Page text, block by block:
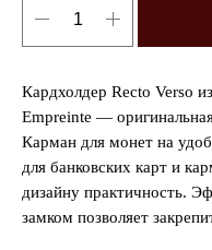
Кардхолдер Recto Verso
Empreinte —
Карман для монет на
для банковских карт и
дизайну практичность.
замком позволяет